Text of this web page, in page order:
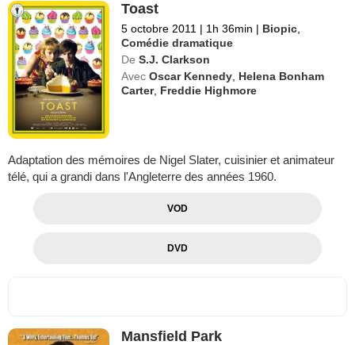
Toast
5 octobre 2011 | 1h 36min | Biopic
Comédie dramatique
De S.J. Clarkson
Avec Oscar Kennedy Helena Bonham
Carter, Freddie Highmore
Adaptation des mémoires de Nigel Slater, cuisinier et animateur
télé, qui a grandi dans l'Angleterre des années 1960.
VOD
DVD
Mansfield Park